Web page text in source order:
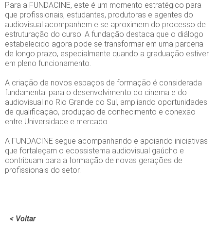
Para a FUNDACINE, este é um momento estratégico para
que profissionais, estudantes, produtoras e agentes do
audiovisual acompanhem e se aproximem do processo de
estruturação do curso. A fundação destaca que o diálogo
estabelecido agora pode se transformar em uma parceria
de longo prazo, especialmente quando a graduação estiver
em pleno funcionamento.
A criação de novos espaços de formação é considerada
fundamental para o desenvolvimento do cinema e do
audiovisual no Rio Grande do Sul, ampliando oportunidades
de qualificação, produção de conhecimento e conexão
entre Universidade e mercado.
A FUNDACINE segue acompanhando e apoiando iniciativas
que fortaleçam o ecossistema audiovisual gaúcho e
contribuam para a formação de novas gerações de
profissionais do setor.
< Voltar